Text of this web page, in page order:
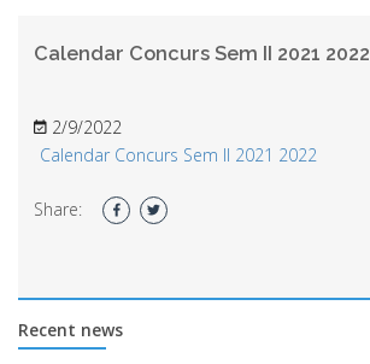
Calendar Concurs Sem II 2021 2022
2/9/2022
Calendar Concurs Sem II 2021 2022
Share:
Recent news